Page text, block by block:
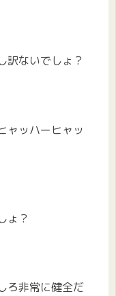
訳ないでしょ？
ャッハーヒャッ
ょ？
ろ非常に健全だ